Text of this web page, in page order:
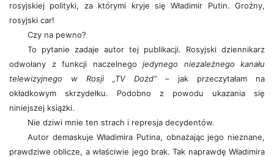
rosyjskiej polityki, za którymi kryje się Władimir Putin. Groźny,
rosyjski car!
Czy na pewno?
To pytanie zadaje autor tej publikacji. Rosyjski dziennikarz
odwołany z funkcji naczelnego jedynego niezależnego kanału
telewizyjnego w Rosji „TV Dożd”– jak przeczytałam na
okładkowym skrzydełku. Podobno z powodu ukazania się
niniejszej książki.
Nie dziwi mnie ten strach i represja decydentów.
Autor demaskuje Władimira Putina, obnażając jego nieznane,
prawdziwe oblicze, a właściwie jego brak. Tak naprawdę Władimira